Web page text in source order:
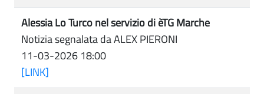
Alessia Lo Turco nel servizio di èTG Marche
Notizia segnalata da ALEX PIERONI
11-03-2026 18:00
[LINK]